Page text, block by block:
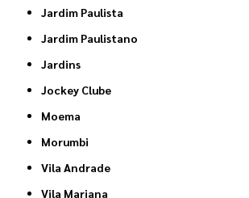
Jardim Paulista
Jardim Paulistano
Jardins
Jockey Clube
Moema
Morumbi
Vila Andrade
Vila Mariana